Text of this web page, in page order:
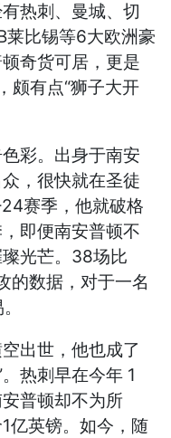
热刺、曼城、切
莱比锡等6大欧洲豪
奇货可居，更是
颇有点“狮子大开
彩。出身于南安
，很快就在圣徒
赛季，他就破格
即便南安普顿不
光芒。38场比
的数据，对于一名
出世，他也成了
热刺早在今年 1
普顿却不为所
亿英镑。如今，随